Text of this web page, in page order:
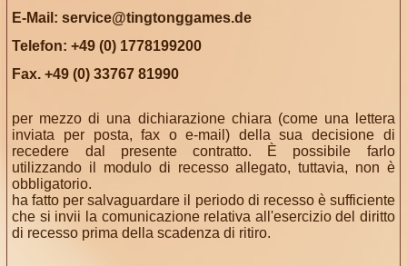
E-Mail:service@tingtonggames.de
Telefon: +49 (0) 1778199200
Fax. +49 (0) 33767 81990
per mezzo di una dichiarazione chiara (come una lettera
inviata per posta, fax o e-mail) della sua decisione di
recedere dal presente contratto. È possibile farlo
utilizzando il modulo di recesso allegato, tuttavia, non è
obbligatorio.
ha fatto per salvaguardare il periodo di recesso è sufficiente
che si invii la comunicazione relativa all'esercizio del diritto
di recesso prima della scadenza di ritiro.